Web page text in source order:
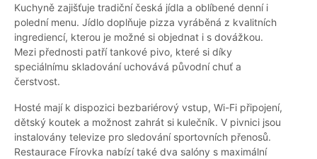
Kuchyně zajišťuje tradiční česká jídla a oblíbené denní i
polední menu. Jídlo doplňuje pizza vyráběná z kvalitních
ingrediencí, kterou je možné si objednat i s dovážkou.
Mezi přednosti patří tankové pivo, které si díky
speciálnímu skladování uchovává původní chuť a
čerstvost.
Hosté mají k dispozici bezbariérový vstup, Wi-Fi připojení,
dětský koutek a možnost zahrát si kulečník. V pivnici jsou
instalovány televize pro sledování sportovních přenosů.
Restaurace Fírovka nabízí také dva salóny s maximální